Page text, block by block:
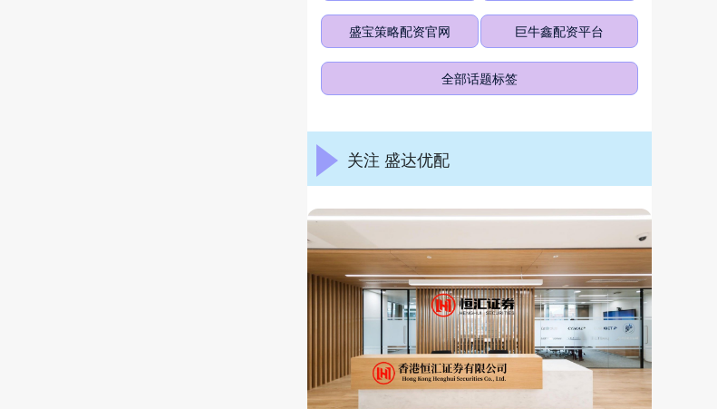
盛宝策略配资官网 巨牛鑫配资平台
全部话题标签
关注 盛达优配